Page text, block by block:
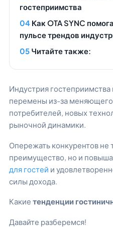
гостеприимства
Как OTA SYNC
пульсе трендов
Читайте также:
Индустрия
перемены из-за
потребителей, новых
рыночной динамики.
Опережать конкурентов не
преимущество, но и
для гостей и
силы дохода.
Какие тенденции
Давайте разберемся!